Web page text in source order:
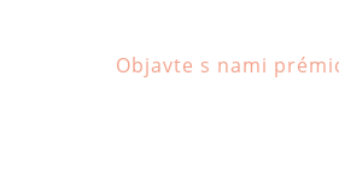
Objavte s nami